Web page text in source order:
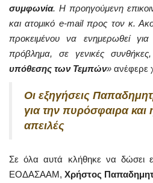
συμφωνία. Η προηγούμενη
και ατομικό e-mail προς τον κ.
προκειμένου να ενημερωθεί για
πρόβλημα, σε γενικές
υπόθεσης των Τεμπών» ανέφερε
Οι εξηγήσεις
για την πυρόσφαιρα και
απειλές
Σε όλα αυτά κλήθηκε να δώσει
ΕΟΔΑΣΑΑΜ, Χρήστος